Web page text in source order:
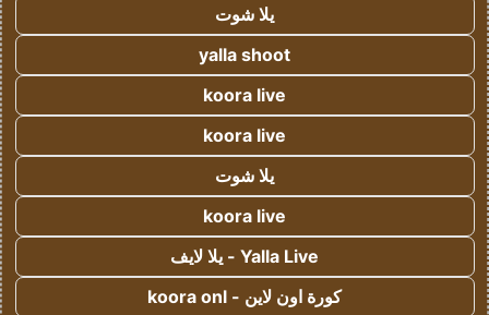
يلا شوت
yalla shoot
koora live
koora live
يلا شوت
koora live
Yalla Live - يلا لايف
كورة اون لاين - koora onl